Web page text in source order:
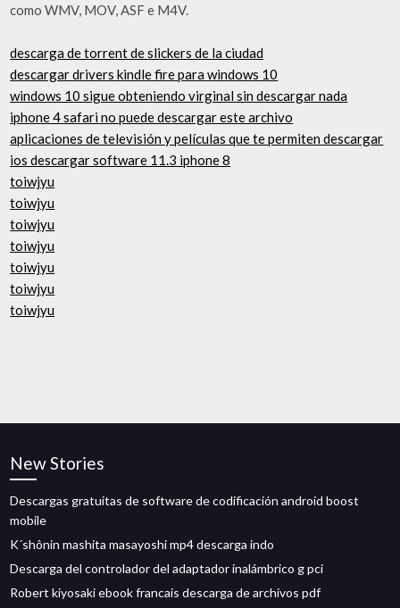
como WMV, MOV, ASF e M4V.
descarga de torrent de slickers de la ciudad
descargar drivers kindle fire para windows 10
windows 10 sigue obteniendo virginal sin descargar nada
iphone 4 safari no puede descargar este archivo
aplicaciones de televisión y películas que te permiten descargar
ios descargar software 11.3 iphone 8
toiwjyu
toiwjyu
toiwjyu
toiwjyu
toiwjyu
toiwjyu
toiwjyu
New Stories
Descargas gratuitas de software de codificación android boost
mobile
K´shônin mashita masayoshi mp4 descarga indo
Descarga del controlador del adaptador inalámbrico g pci
Robert kiyosaki ebook francais descarga de archivos pdf